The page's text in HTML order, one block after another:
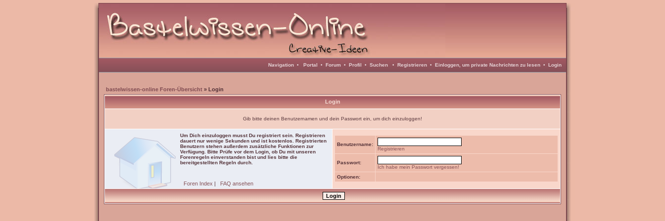
Navigation • Portal • Forum • Profil • Suchen • Registrieren • Einloggen, um private Nachrichten zu lesen • Login
bastelwissen-online Foren-Übersicht » Login
Login
Gib bitte deinen Benutzernamen und dein Passwort ein, um dich einzuloggen!
Um Dich einzuloggen musst Du registriert sein. Registrieren
dauert nur wenige Sekunden und ist kostenlos. Registrierten
Benutzern stehen außerdem zusätzliche Funktionen zur
Verfügung. Bitte Prüfe vor dem Login, ob Du mit unseren
Forenregeln einverstanden bist und lies bitte die
bereitgestellten Regeln durch.
Foren Index | FAQ ansehen
Benutzername:
Registrieren
Passwort:
Ich habe mein Passwort vergessen!
Optionen: